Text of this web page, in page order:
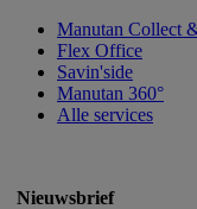
Manutan Collect
Flex Office
Savin'side
Manutan 360°
Alle services
Nieuwsbrief